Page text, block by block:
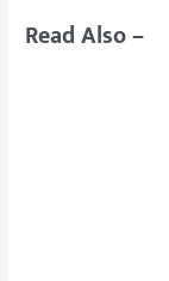
Read Also –